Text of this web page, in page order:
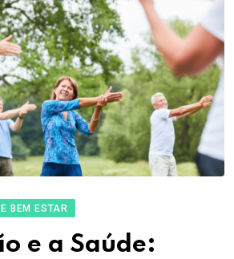
BEM ESTAR
e a Saúde: